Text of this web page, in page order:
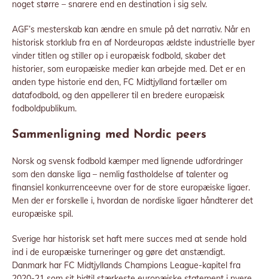
noget større – snarere end en destination i sig selv.
AGF’s mesterskab kan ændre en smule på det narrativ. Når en
historisk storklub fra en af Nordeuropas ældste industrielle byer
vinder titlen og stiller op i europæisk fodbold, skaber det
historier, som europæiske medier kan arbejde med. Det er en
anden type historie end den, FC Midtjylland fortæller om
datafodbold, og den appellerer til en bredere europæisk
fodboldpublikum.
Sammenligning med Nordic peers
Norsk og svensk fodbold kæmper med lignende udfordringer
som den danske liga – nemlig fastholdelse af talenter og
finansiel konkurrenceevne over for de store europæiske ligaer.
Men der er forskelle i, hvordan de nordiske ligaer håndterer det
europæiske spil.
Sverige har historisk set haft mere succes med at sende hold
ind i de europæiske turneringer og gøre det anstændigt.
Danmark har FC Midtjyllands Champions League-kapitel fra